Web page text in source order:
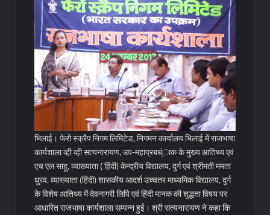
भिलाई। फेरो स्क्रैप निगम लिमिटेड, निगमन कार्यालय भिलाई में राजभाषा
कार्यशाला व्ही व्ही सत्यनारायण, उप-महाप्रबध्ंाक के मुख्य आतिथ्य एवं
एच एल साहू, व्याख्याता ( हिंदी) केन्द्रीय विद्यालय, दुर्ग एवं श्रीमती ममता
धु्रव, व्याख्याता (हिंदी) शासकीय आदर्श उच्चतर माध्यमिक विद्यालय, दुर्ग
के विशेष आतिथ्य में देवनागरी लिपि एवं हिंदी मानक की शुद्धता विषय पर
आधारित राजभाषा कार्यशाला सम्पन्न हुई।श्री सत्यनारायण ने कहा कि